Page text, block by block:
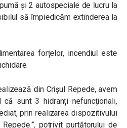
și 2 autospeciale de lucru la
să împiedicăm extinderea la
forțelor, incendiul este
din Crișul Repede, avem
sunt 3 hidranți nefuncționali,
prin realizarea dispozitivului
potrivit purtătorului de